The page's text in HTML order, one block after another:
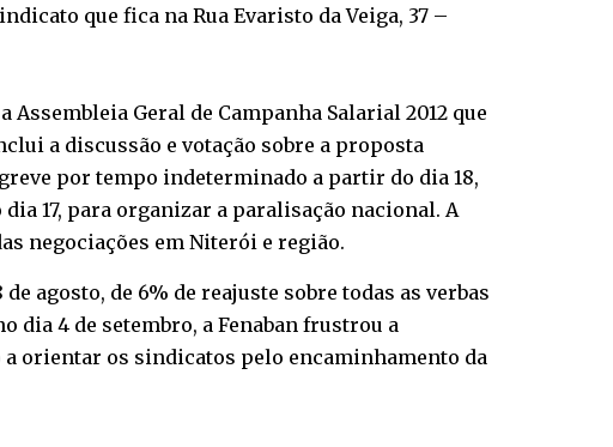
que fica na Rua Evaristo da Veiga, 37 –
Geral de Campanha Salarial 2012 que
a discussão e votação sobre a proposta
por tempo indeterminado a partir do dia 18,
17, para organizar a paralisação nacional. A
negociações em Niterói e região.
agosto, de 6% de reajuste sobre todas as verbas
dia 4 de setembro, a Fenaban frustrou a
orientar os sindicatos pelo encaminhamento da